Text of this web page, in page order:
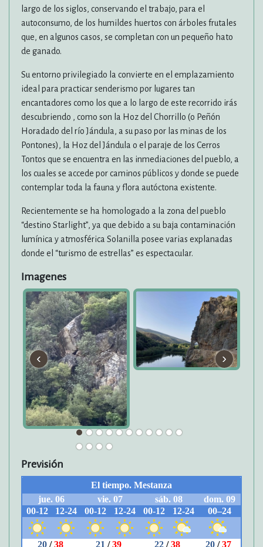
largo de los siglos, conservando el trabajo, para el
autoconsumo, de los humildes huertos con árboles frutales
que, en algunos casos, se completan con un pequeño hato
de ganado.
Su entorno privilegiado la convierte en el emplazamiento
ideal para practicar senderismo por lugares tan
encantadores como los que a lo largo de este recorrido irás
descubriendo , como son la Hoz del Chorrillo (o Peñón
Horadado del río Jándula, a su paso por las minas de los
Pontones), la Hoz del Jándula o el paraje de los Cerros
Tontos que se encuentra en las inmediaciones del pueblo, a
los cuales se accede por caminos públicos y donde se puede
contemplar toda la fauna y flora autóctona existente.
Recientemente se ha homologado a la zona del pueblo
“destino Starlight”, ya que debido a su baja contaminación
lumínica y atmosférica Solanilla posee varias explanadas
donde el “turismo de estrellas” es espectacular.
Imagenes
‹ ›
Previsión